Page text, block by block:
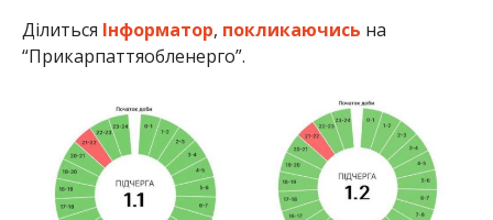
Ділиться Інформатор, покликаючись на
“Прикарпаттяобленерго”.